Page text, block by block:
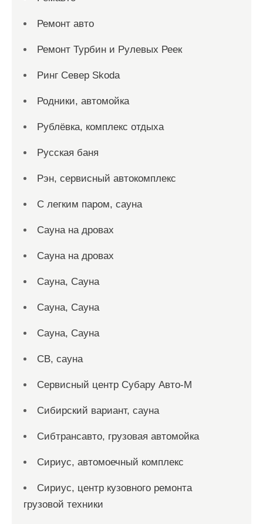
Ремонт авто
Ремонт Турбин и Рулевых Реек
Ринг Север Skoda
Родники, автомойка
Рублёвка, комплекс отдыха
Русская баня
Рэн, сервисный автокомплекс
С легким паром, сауна
Сауна на дровах
Сауна на дровах
Сауна, Сауна
Сауна, Сауна
Сауна, Сауна
СВ, сауна
Сервисный центр Субару Авто-М
Сибирский вариант, сауна
Сибтрансавто, грузовая автомойка
Сириус, автомоечный комплекс
Сириус, центр кузовного ремонта
грузовой техники